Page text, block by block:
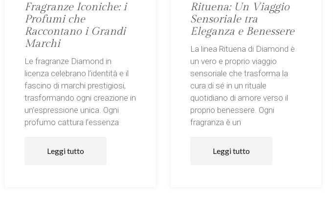
Fragranze Iconiche: i
Profumi che
Raccontano i Grandi
Marchi
Le fragranze Diamond in
licenza celebrano l’identità e il
fascino di marchi prestigiosi,
trasformando ogni creazione in
un’espressione unica. Ogni
profumo cattura l’essenza
Leggi tutto
Rituena: Un Viaggio
Sensoriale tra
Eleganza e Benessere
La linea Rituena di Diamond è
un vero e proprio viaggio
sensoriale che trasforma la
cura di sé in un rituale
quotidiano di amore verso il
proprio benessere. Ogni
fragranza è un
Leggi tutto